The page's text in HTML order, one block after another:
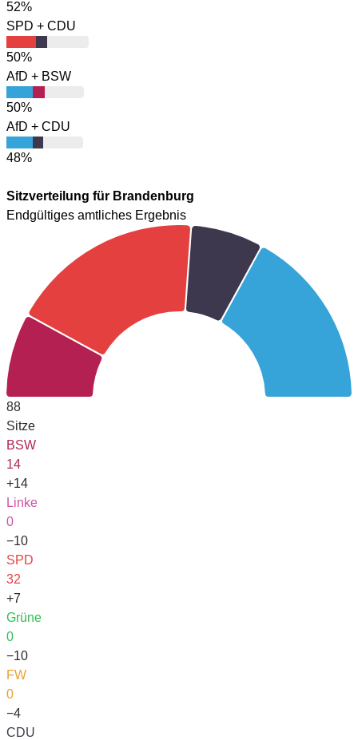
52%
SPD + CDU
50%
AfD + BSW
50%
AfD + CDU
48%
Sitzverteilung für Brandenburg
Endgültiges amtliches Ergebnis
88
Sitze
BSW
14
+14
Linke
0
−10
SPD
32
+7
Grüne
0
−10
FW
0
−4
CDU